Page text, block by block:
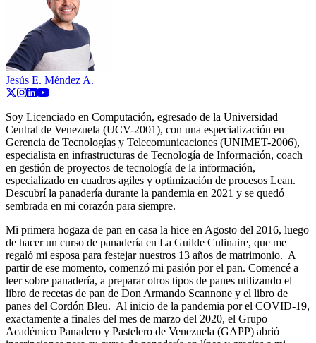
Jesús E. Méndez A.
Soy Licenciado en Computación, egresado de la Universidad
Central de Venezuela (UCV-2001), con una especialización en
Gerencia de Tecnologías y Telecomunicaciones (UNIMET-2006),
especialista en infrastructuras de Tecnología de Información, coach
en gestión de proyectos de tecnología de la información,
especializado en cuadros agiles y optimización de procesos Lean.
Descubrí la panadería durante la pandemia en 2021 y se quedó
sembrada en mi corazón para siempre.
Mi primera hogaza de pan en casa la hice en Agosto del 2016, luego
de hacer un curso de panadería en La Guilde Culinaire, que me
regaló mi esposa para festejar nuestros 13 años de matrimonio. A
partir de ese momento, comenzó mi pasión por el pan. Comencé a
leer sobre panadería, a preparar otros tipos de panes utilizando el
libro de recetas de pan de Don Armando Scannone y el libro de
panes del Cordón Bleu. Al inicio de la pandemia por el COVID-19,
exactamente a finales del mes de marzo del 2020, el Grupo
Académico Panadero y Pastelero de Venezuela (GAPP) abrió